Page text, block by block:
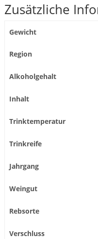
Zusätzliche
Gewicht
Region
Alkoholgehalt
Inhalt
Trinktemperatur
Trinkreife
Jahrgang
Weingut
Rebsorte
Verschluss